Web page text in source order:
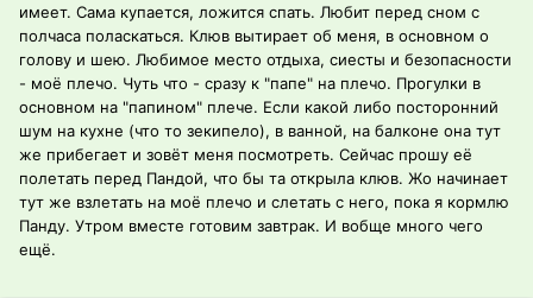
имеет. Сама купается, ложится спать. Любит перед сном с
полчаса поласкаться. Клюв вытирает об меня, в основном о
голову и шею. Любимое место отдыха, сиесты и безопасности
- моё плечо. Чуть что - сразу к "папе" на плечо. Прогулки в
основном на "папином" плече. Если какой либо посторонний
шум на кухне (что то зекипело), в ванной, на балконе она тут
же прибегает и зовёт меня посмотреть. Сейчас прошу её
полетать перед Пандой, что бы та открыла клюв. Жо начинает
тут же взлетать на моё плечо и слетать с него, пока я кормлю
Панду. Утром вместе готовим завтрак. И вобще много чего
ещё.